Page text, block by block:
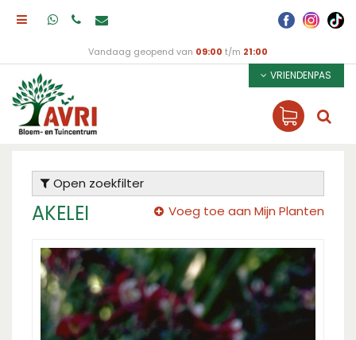
Vandaag geopend van 09:00 t/m 21:00
VRIENDENPAS
Open zoekfilter
AKELEI Voeg toe aan Mijn Planten